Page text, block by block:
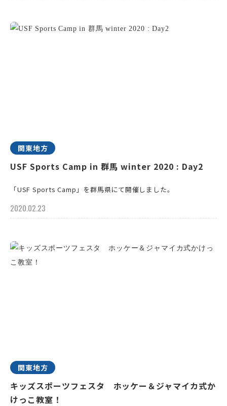
関東地方
USF Sports Camp in 群馬 winter 2020 : Day2
「USF Sports Camp」を群馬県にて開催しました。
2020.02.23
関東地方
キッズスポーツフェスタ ホッケー＆ジャマイカ式か
けっこ教室！